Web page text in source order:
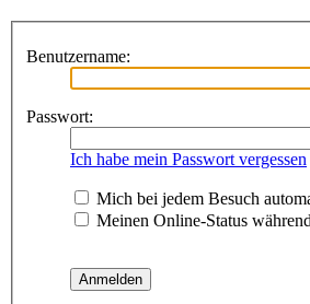
Benutzername:
Passwort:
Ich habe mein Passwort vergessen
Mich bei jedem Besuch
Meinen Online-Status